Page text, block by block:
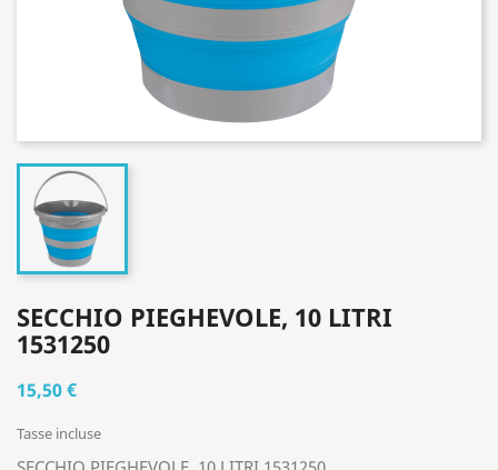
SECCHIO PIEGHEVOLE, 10 LITRI
1531250
15,50 €
Tasse incluse